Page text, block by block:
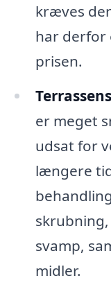
kræves
har derfor
prisen.
er meget
udsat for
længere
svamp,
midler.